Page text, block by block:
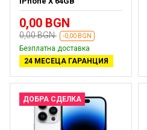
0,00 BGN
0,00 BGN -0,00 BGN
Безплатна доставка
24 МЕСЕЦА ГАРАНЦИЯ
ДОБРА СДЕЛКА